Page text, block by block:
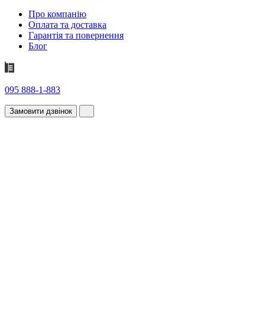
Про компанію
Оплата та доставка
Гарантія та повернення
Блог
095 888-1-883
Замовити дзвінок